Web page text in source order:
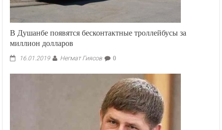
В Душанбе появятся бесконтактные троллейбусы за
миллион долларов
16.01.2019 Негмат Гиясов 0